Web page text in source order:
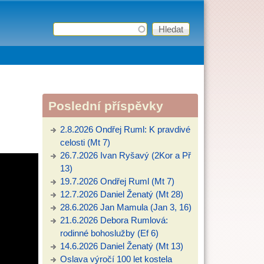
Vyhledávání
Hledat
Poslední příspěvky
2.8.2026 Ondřej Ruml: K pravdivé
celosti (Mt 7)
26.7.2026 Ivan Ryšavý (2Kor a Př
13)
19.7.2026 Ondřej Ruml (Mt 7)
12.7.2026 Daniel Ženatý (Mt 28)
28.6.2026 Jan Mamula (Jan 3, 16)
21.6.2026 Debora Rumlová:
rodinné bohoslužby (Ef 6)
14.6.2026 Daniel Ženatý (Mt 13)
Oslava výročí 100 let kostela